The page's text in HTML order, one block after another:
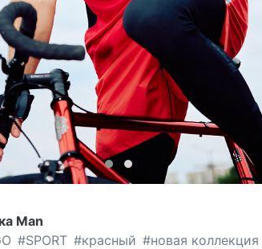
Man
#SPORT #красный #новая коллекция